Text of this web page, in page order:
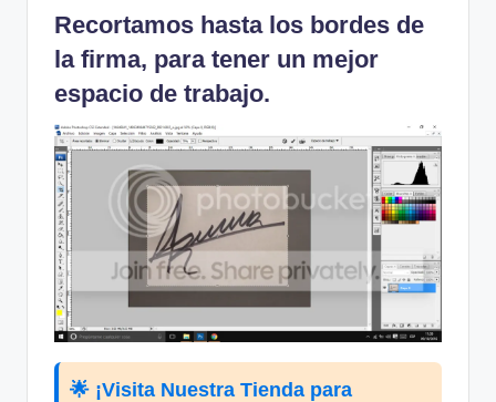
Recortamos hasta los bordes de
la firma, para tener un mejor
espacio de trabajo.
🌟 ¡Visita Nuestra Tienda para